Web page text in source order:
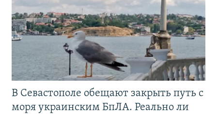
В Севастополе обещают закрыть путь с
моря украинским БпЛА. Реально ли